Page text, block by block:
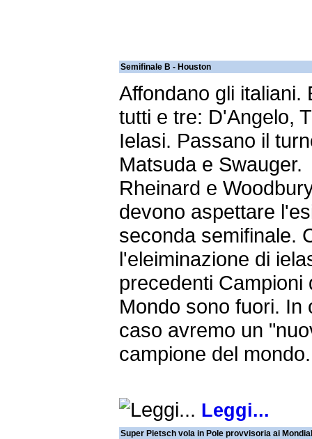
Semifinale B - Houston
Affondano gli italiani.
tutti e tre: D'Angelo,
Ielasi. Passano il
Matsuda e Swauger.
Rheinard e
devono aspettare
seconda semifinale.
l'eleiminazione di
precedenti Campioni
Mondo sono fuori. In
caso avremo un
campione del mondo.
Leggi...
Super Pietsch vola in Pole provvisoria ai